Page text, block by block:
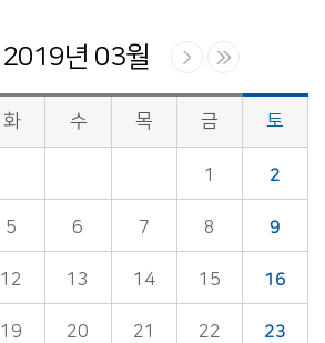
2019년 03월
화 수 목 금 토
1 2
5 6 7 8 9
12 13 14 15 16
19 20 21 22 23